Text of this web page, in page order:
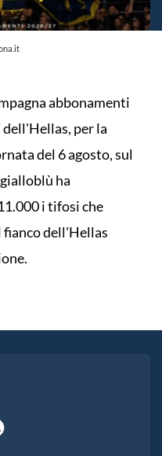
abbonamenti
per la
del 6 agosto, sul
ha
i tifosi che
fianco dell'Hellas